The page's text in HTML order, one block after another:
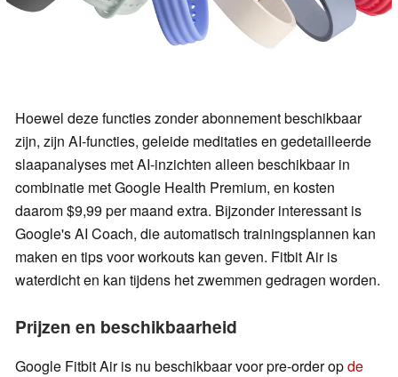
Hoewel deze functies zonder abonnement beschikbaar
zijn, zijn AI-functies, geleide meditaties en gedetailleerde
slaapanalyses met AI-inzichten alleen beschikbaar in
combinatie met Google Health Premium, en kosten
daarom $9,99 per maand extra. Bijzonder interessant is
Google's AI Coach, die automatisch trainingsplannen kan
maken en tips voor workouts kan geven. Fitbit Air is
waterdicht en kan tijdens het zwemmen gedragen worden.
Prijzen en beschikbaarheid
Google Fitbit Air is nu beschikbaar voor pre-order opde